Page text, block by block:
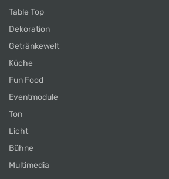
Table Top
Dekoration
Getränkewelt
Küche
Fun Food
Eventmodule
Ton
Licht
Bühne
Multimedia